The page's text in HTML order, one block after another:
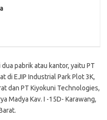
pabrik atau kantor, yaitu PT
di EJIP Industrial Park Plot 3K,
dan PT Kiyokuni Technologies,
Madya Kav. I -15D- Karawang,